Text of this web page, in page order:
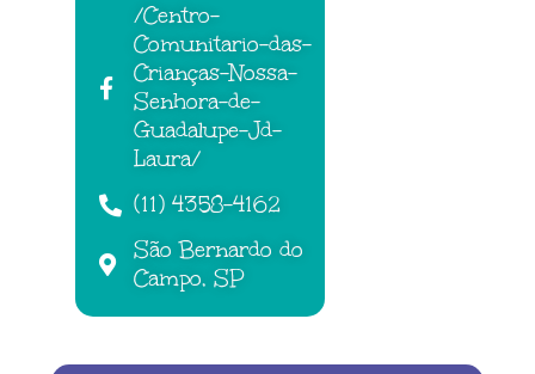
/Centro-
Comunitario-das-
Crianças-Nossa-
Senhora-de-
Guadalupe-Jd-
Laura/
(11) 4358-4162
São Bernardo do
Campo, SP